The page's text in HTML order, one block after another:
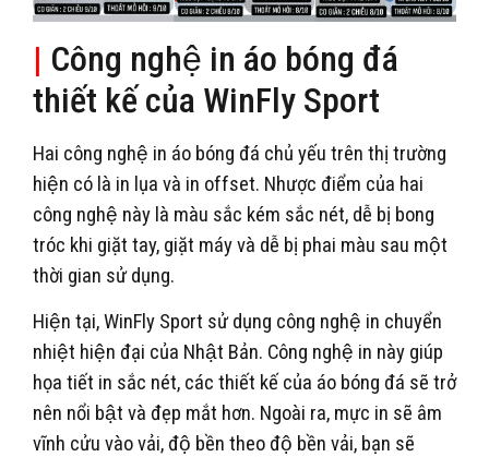
| Công nghệ in áo bóng đá
thiết kế của WinFly Sport
Hai công nghệ in áo bóng đá chủ yếu trên thị trường
hiện có là in lụa và in offset. Nhược điểm của hai
công nghệ này là màu sắc kém sắc nét, dễ bị bong
tróc khi giặt tay, giặt máy và dễ bị phai màu sau một
thời gian sử dụng.
Hiện tại, WinFly Sport sử dụng công nghệ in chuyển
nhiệt hiện đại của Nhật Bản. Công nghệ in này giúp
họa tiết in sắc nét, các thiết kế của áo bóng đá sẽ trở
nên nổi bật và đẹp mắt hơn. Ngoài ra, mực in sẽ âm
vĩnh cửu vào vải, độ bền theo độ bền vải, bạn sẽ